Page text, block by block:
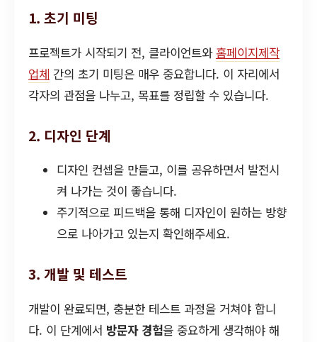
1. 초기 미팅
프로젝트가 시작되기 전, 클라이언트와홈페이지제작
업체 간의 초기 미팅은 매우 중요합니다. 이 자리에서
각자의 관점을 나누고, 목표를 정립할 수 있습니다.
2. 디자인 단계
디자인 컨셉을 만들고, 이를 공유하면서 발전시
켜 나가는 것이 좋습니다.
주기적으로 피드백을 통해 디자인이 원하는 방향
으로 나아가고 있는지 확인해주세요.
3. 개발 및 테스트
개발이 완료되면, 충분한 테스트 과정을 거쳐야 합니
다. 이 단계에서 방문자 경험을 중요하게 생각해야 해